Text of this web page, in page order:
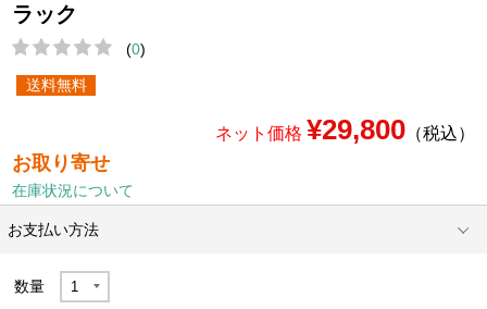
ラック
(0)
送料無料
ネット価格 ¥29,800（税込）
お取り寄せ
在庫状況について
お支払い方法
数量